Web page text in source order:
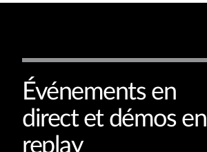
Événements en
direct et démos en
replay